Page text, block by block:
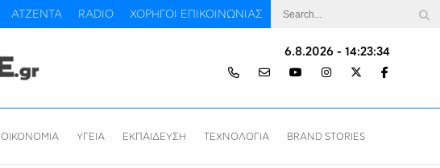
ΧΟΡΗΓΟΙ ΕΠΙΚΟΙΝΩΝΙΑΣ
RADIO
ΑΤΖΕΝΤΑ
6.8.2026 - 14:23:35
ΟΙΚΟΝΟΜΙΑ ΥΓΕΙΑ ΕΚΠΑΙΔΕΥΣΗ ΤΕΧΝΟΛΟΓΙΑ BRAND STORIES